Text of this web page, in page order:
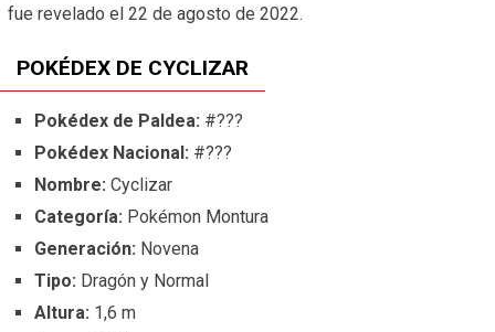
fue revelado el 22 de agosto de 2022.
POKÉDEX DE CYCLIZAR
Pokédex de Paldea: #???
Pokédex Nacional: #???
Nombre: Cyclizar
Categoría: Pokémon Montura
Generación: Novena
Tipo: Dragón y Normal
Altura: 1,6 m